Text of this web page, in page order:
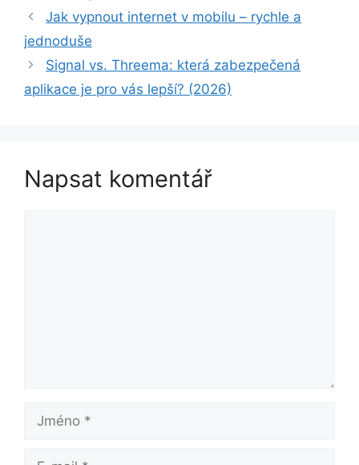
Jak vypnout internet v mobilu – rychle a
jednoduše
Signal vs. Threema: která zabezpečená
aplikace je pro vás lepší? (2026)
Napsat komentář
Jméno